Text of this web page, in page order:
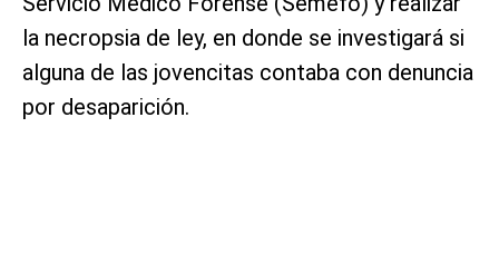
la necropsia de ley, en donde se investigará si
alguna de las jovencitas contaba con denuncia
por desaparición.